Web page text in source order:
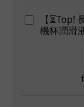
【
機杯潤滑